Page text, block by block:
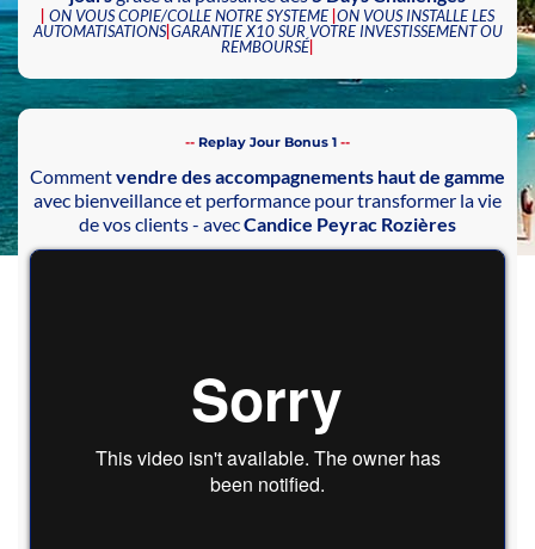
ON VOUS COPIE/COLLE NOTRE SYSTEME ON VOUS INSTALLE LES
AUTOMATISATIONS| GARANTIE X10 SUR VOTRE INVESTISSEMENT OU
REMBOURSÉ
-- Replay Jour Bonus 1 --
Commentvendre des accompagnements haut de gamme
avec bienveillance et performance pour transformer la vie
de vos clients - avecCandice Peyrac Rozières